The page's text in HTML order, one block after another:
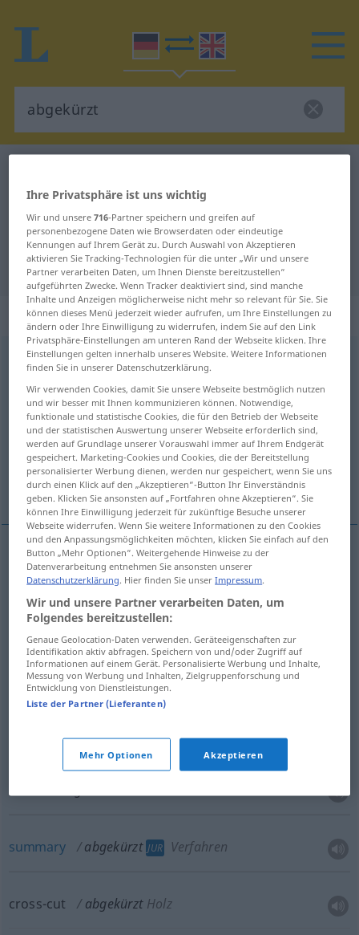
Deutsch-Englisch Übersetzung für
"abgekürzt"
"abgekürzt" Englisch Übersetzung
„abgekürzt“: Adjektiv
abgekürztadj
Übersicht aller Übersetzungen
(Für mehr Details die Übersetzung anklicken/antippen)
shortened, abbreviated, short short
summary cross-cut
shortened abgekürztWort, Satz
abbreviated abgekürzt Wort, Satz
short abgekürztWort, Satz
summary abgekürzt JUR Verfahren
cross-cut abgekürzt Holz
Ihre Privatsphäre ist uns wichtig
Wir und unsere716-Partner speichern und greifen auf
personenbezogene Daten wie Browserdaten oder eindeutige
Kennungen auf Ihrem Gerät zu. Durch Auswahl von Akzeptieren
aktivieren Sie Tracking-Technologien für die unter „Wir und unsere
Partner verarbeiten Daten, um Ihnen Dienste bereitzustellen“
aufgeführten Zwecke. Wenn Tracker deaktiviert sind, sind manche
Inhalte und Anzeigen möglicherweise nicht mehr so relevant für Sie. Sie
können dieses Menü jederzeit wieder aufrufen, um Ihre Einstellungen zu
ändern oder Ihre Einwilligung zu widerrufen, indem Sie auf den Link
Privatsphäre-Einstellungen am unteren Rand der Webseite klicken. Ihre
Einstellungen gelten innerhalb unseres Website. Weitere Informationen
finden Sie in unserer Datenschutzerklärung.
Wir verwenden Cookies, damit Sie unsere Webseite bestmöglich nutzen
und wir besser mit Ihnen kommunizieren können. Notwendige,
funktionale und statistische Cookies, die für den Betrieb der Webseite
und der statistischen Auswertung unserer Webseite erforderlich sind,
werden auf Grundlage unserer Vorauswahl immer auf Ihrem Endgerät
gespeichert. Marketing-Cookies und Cookies, die der Bereitstellung
personalisierter Werbung dienen, werden nur gespeichert, wenn Sie uns
durch einen Klick auf den „Akzeptieren“-Button Ihr Einverständnis
geben. Klicken Sie ansonsten auf „Fortfahren ohne Akzeptieren“. Sie
können Ihre Einwilligung jederzeit für zukünftige Besuche unserer
Webseite widerrufen. Wenn Sie weitere Informationen zu den Cookies
und den Anpassungsmöglichkeiten möchten, klicken Sie einfach auf den
Button „Mehr Optionen“. Weitergehende Hinweise zu der
Datenverarbeitung entnehmen Sie ansonsten unserer
Datenschutzerklärung. Hier finden Sie unserImpressum.
Wir und unsere Partner verarbeiten Daten, um
Folgendes bereitzustellen:
Genaue Geolocation-Daten verwenden. Geräteeigenschaften zur
Identifikation aktiv abfragen. Speichern von und/oder Zugriff auf
Informationen auf einem Gerät. Personalisierte Werbung und Inhalte,
Messung von Werbung und Inhalten, Zielgruppenforschung und
Entwicklung von Dienstleistungen.
Liste der Partner (Lieferanten)
Mehr Optionen Akzeptieren